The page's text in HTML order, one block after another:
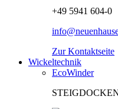
+49 5941 604-0
Zur Kontaktseite
Wickeltechnik
EcoWinder